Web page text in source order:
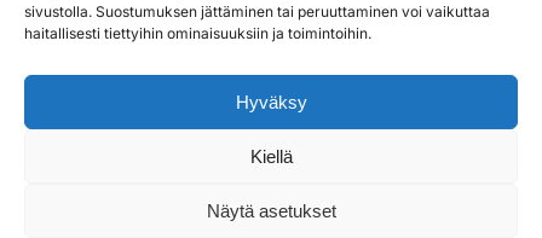
sivustolla. Suostumuksen jättäminen tai peruuttaminen voi vaikuttaa
haitallisesti tiettyihin ominaisuuksiin ja toimintoihin.
Hyväksy
Kiellä
Näytä asetukset
TILAA UUTISKIRJEEMME